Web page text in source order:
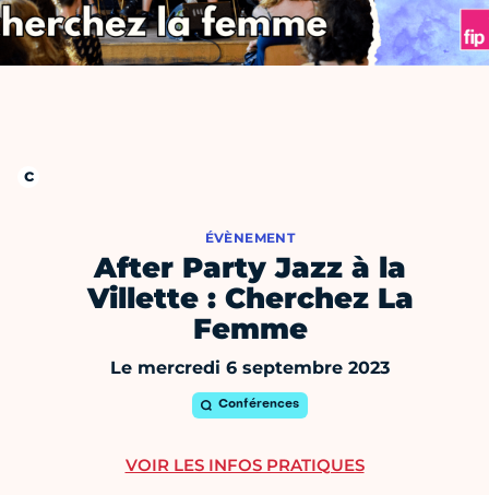
ÉVÈNEMENT
After Party Jazz à la
Villette : Cherchez La
Femme
Le mercredi 6 septembre 2023
Conférences
VOIR LES INFOS PRATIQUES